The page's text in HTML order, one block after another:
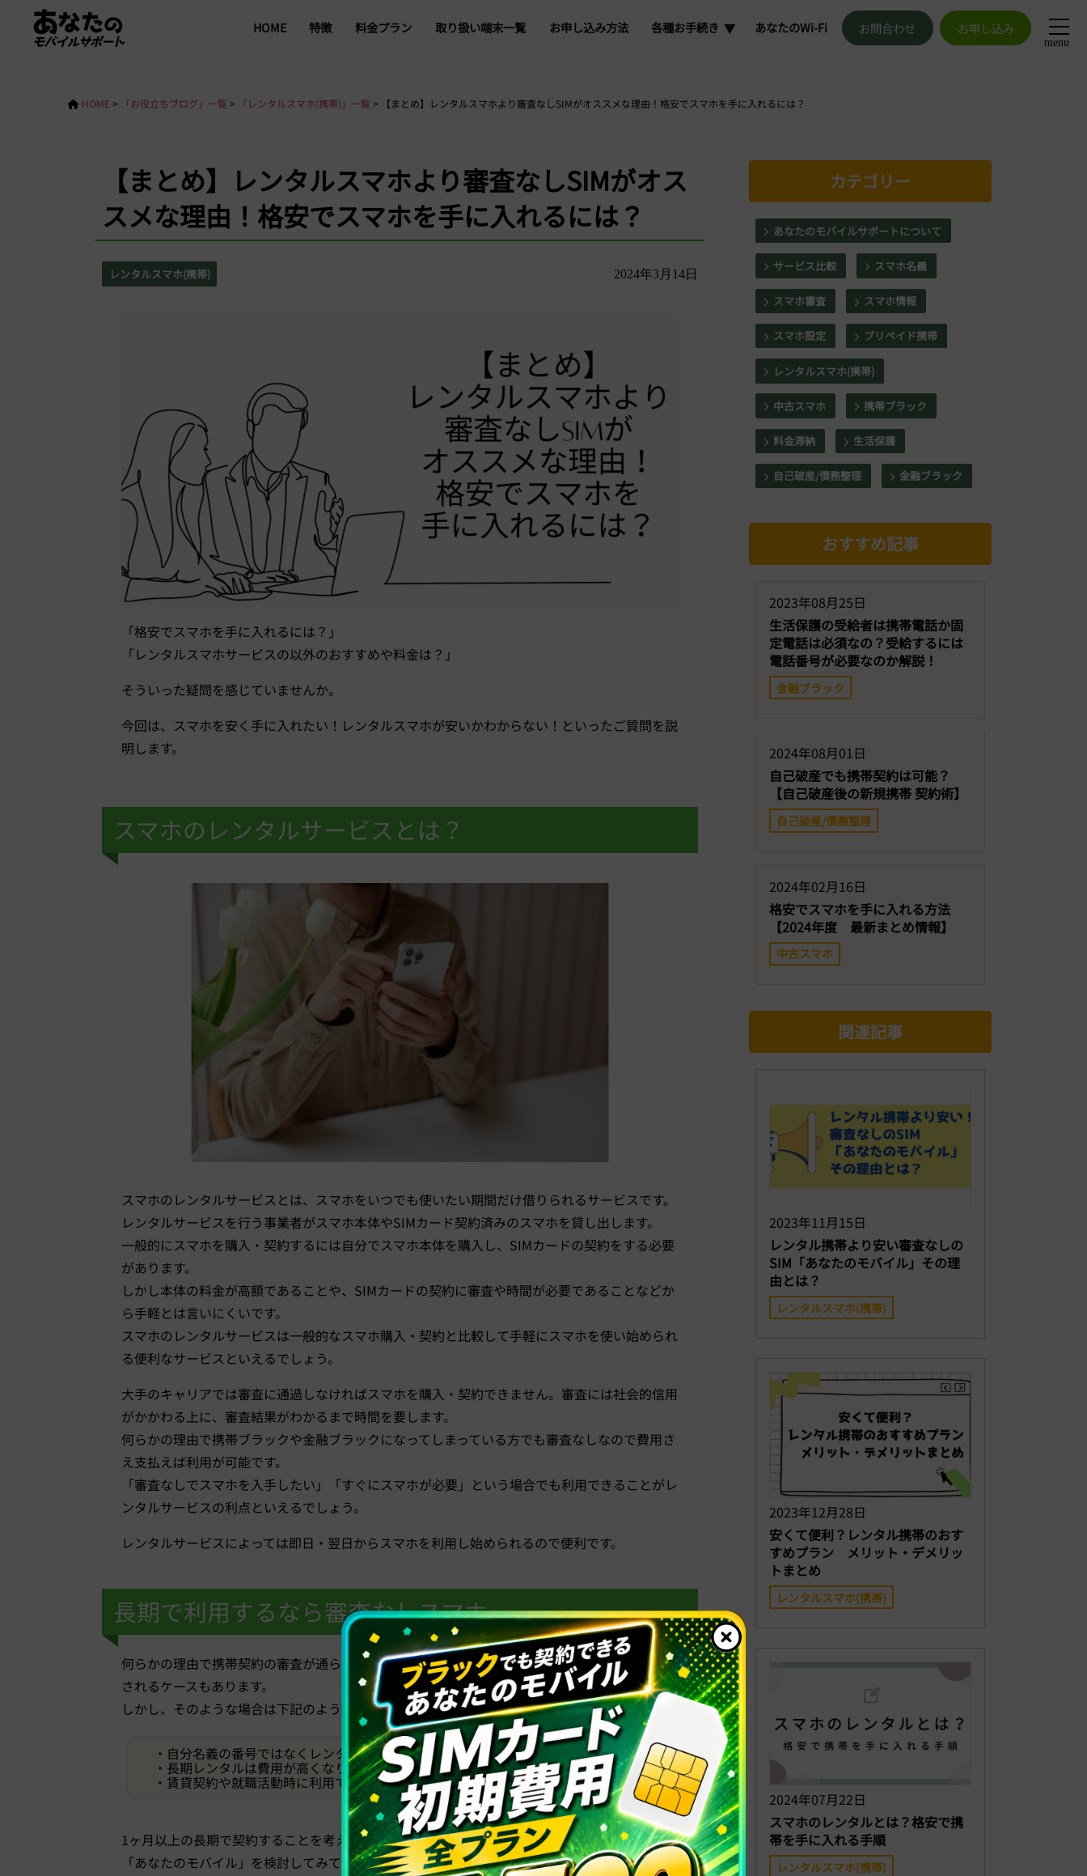
menu
HOME 特徴 料金プラン 取り扱い端末一覧 お申し込み方法 各種お手続き
データ容量追加
オプション追加・解約
回線一時停止・再発行
5G・4G回線切替申請
解約・転出
あなたのWi-Fi お問合わせ お申し込み
HOME > 「お役立ちブログ」一覧 > 「レンタルスマホ(携帯)」一覧 > 【まとめ】レンタルスマホより審査なしSIMがオススメな理由！格安でスマホを手に入れるには？
【まとめ】レンタルスマホより審査なしSIMがオス
スメな理由！格安でスマホを手に入れるには？
レンタルスマホ(携帯) 2024年3月14日
「格安でスマホを手に入れるには？」
「レンタルスマホサービスの以外のおすすめや料金は？」
そういった疑問を感じていませんか。
今回は、スマホを安く手に入れたい！レンタルスマホが安いかわからない！といったご質問を説
明します。
スマホのレンタルサービスとは？
スマホのレンタルサービスとは、スマホをいつでも使いたい期間だけ借りられるサービスです。
レンタルサービスを行う事業者がスマホ本体やSIMカード契約済みのスマホを貸し出します。
一般的にスマホを購入・契約するには自分でスマホ本体を購入し、SIMカードの契約をする必要
があります。
しかし本体の料金が高額であることや、SIMカードの契約に審査や時間が必要であることなどか
ら手軽とは言いにくいです。
スマホのレンタルサービスは一般的なスマホ購入・契約と比較して手軽にスマホを使い始められ
る便利なサービスといえるでしょう。
大手のキャリアでは審査に通過しなければスマホを購入・契約できません。審査には社会的信用
がかかわる上に、審査結果がわかるまで時間を要します。
何らかの理由で携帯ブラックや金融ブラックになってしまっている方でも審査なしなので費用さ
え支払えば利用が可能です。
「審査なしでスマホを入手したい」「すぐにスマホが必要」という場合でも利用できることがレ
ンタルサービスの利点といえるでしょう。
レンタルサービスによっては即日・翌日からスマホを利用し始められるので便利です。
長期で利用するなら審査なしスマホ
何らかの理由で携帯契約の審査が通らない方が連絡手段を持つ手段としてレンタルスマホが活用
されるケースもあります。
しかし、そのような場合は下記のようなデメリットもあります。
・自分名義の番号ではなくレンタル会社名義
・長期レンタルは費用が高くなりやすい
・賃貸契約や就職活動時に利用できない事がある
1ヶ月以上の長期で契約することを考えているのであれば審査なし、クレカ不要で契約できる
「あなたのモバイル」を検討してみてください。
カテゴリー
あなたのモバイルサポートについて
サービス比較 スマホ名義
スマホ審査 スマホ情報
スマホ設定 プリペイド携帯
レンタルスマホ(携帯)
中古スマホ 携帯ブラック
料金滞納 生活保護
自己破産/債務整理 金融ブラック
おすすめ記事
2023年08月25日
生活保護の受給者は携帯電話か固
定電話は必須なの？受給するには
電話番号が必要なのか解説！
金融ブラック
2024年08月01日
自己破産でも携帯契約は可能？
【自己破産後の新規携帯 契約術】
自己破産/債務整理
2024年02月16日
格安でスマホを手に入れる方法
【2024年度 最新まとめ情報】
中古スマホ
関連記事
2023年11月15日
レンタル携帯より安い審査なしの
SIM「あなたのモバイル」その理
由とは？
レンタルスマホ(携帯)
2023年12月28日
安くて便利？レンタル携帯のおす
すめプラン メリット・デメリッ
トまとめ
レンタルスマホ(携帯)
2024年07月22日
スマホのレンタルとは？格安で携
帯を手に入れる手順
レンタルスマホ(携帯)